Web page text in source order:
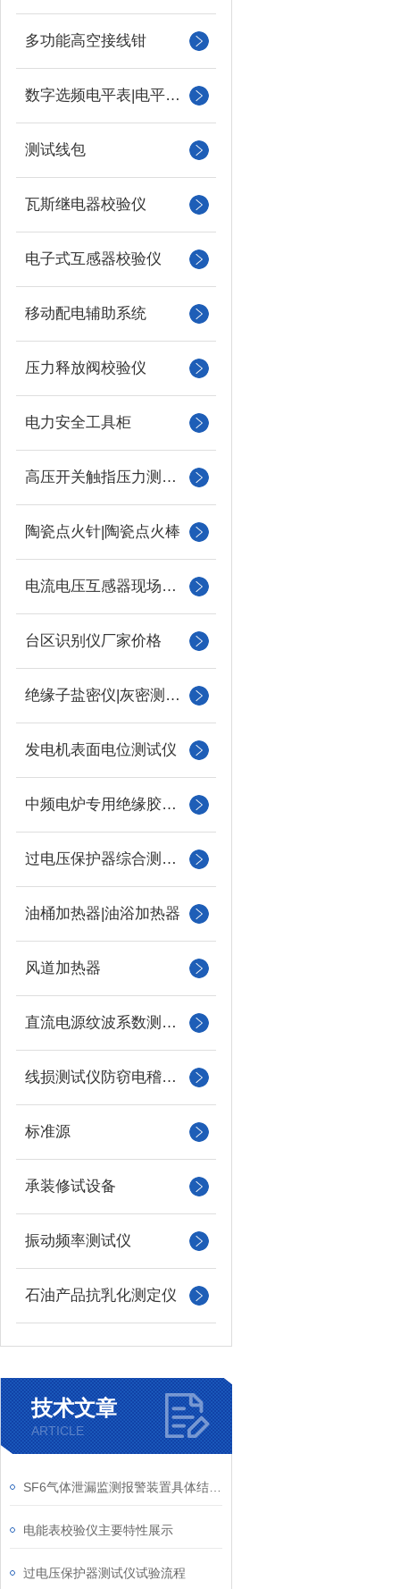
多功能高空接线钳
数字选频电平表|电平振荡器
测试线包
瓦斯继电器校验仪
电子式互感器校验仪
移动配电辅助系统
压力释放阀校验仪
电力安全工具柜
高压开关触指压力测试仪
陶瓷点火针|陶瓷点火棒
电流电压互感器现场校验仪
台区识别仪厂家价格
绝缘子盐密仪|灰密测试仪
发电机表面电位测试仪
中频电炉专用绝缘胶木柱
过电压保护器综合测试仪
油桶加热器|油浴加热器
风道加热器
直流电源纹波系数测试仪
线损测试仪防窃电稽查仪
标准源
承装修试设备
振动频率测试仪
石油产品抗乳化测定仪
技术文章
ARTICLE
电能表校验仪主要特性展示
过电压保护器测试仪试验流程